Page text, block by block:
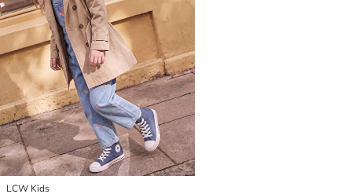
LCW Kids